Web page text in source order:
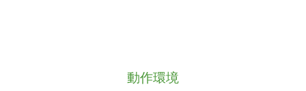
動作環境